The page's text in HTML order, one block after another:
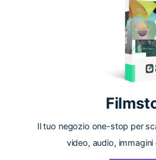
Il tuo negozio one-stop per
video, audio,